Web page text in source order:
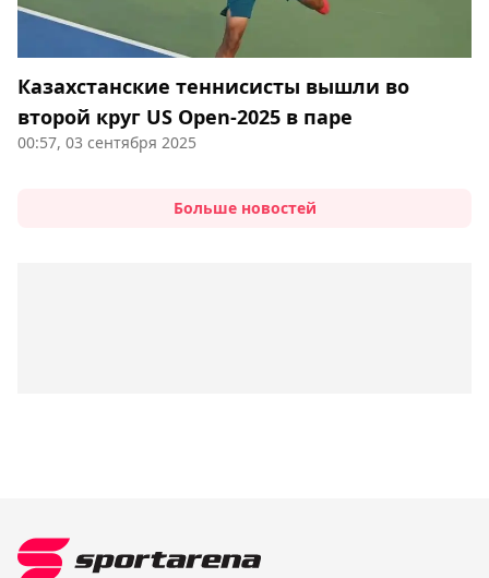
Казахстанские теннисисты вышли во
второй круг US Open-2025 в паре
00:57, 03 сентября 2025
Больше новостей